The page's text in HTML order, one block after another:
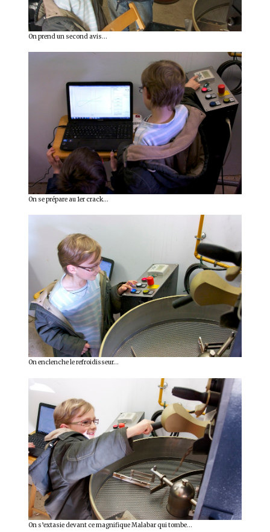
On prend un second avis…
On se prépare au 1er crack…
On enclenche le refroidisseur…
On s’extasie devant ce magnifique Malabar qui tombe…